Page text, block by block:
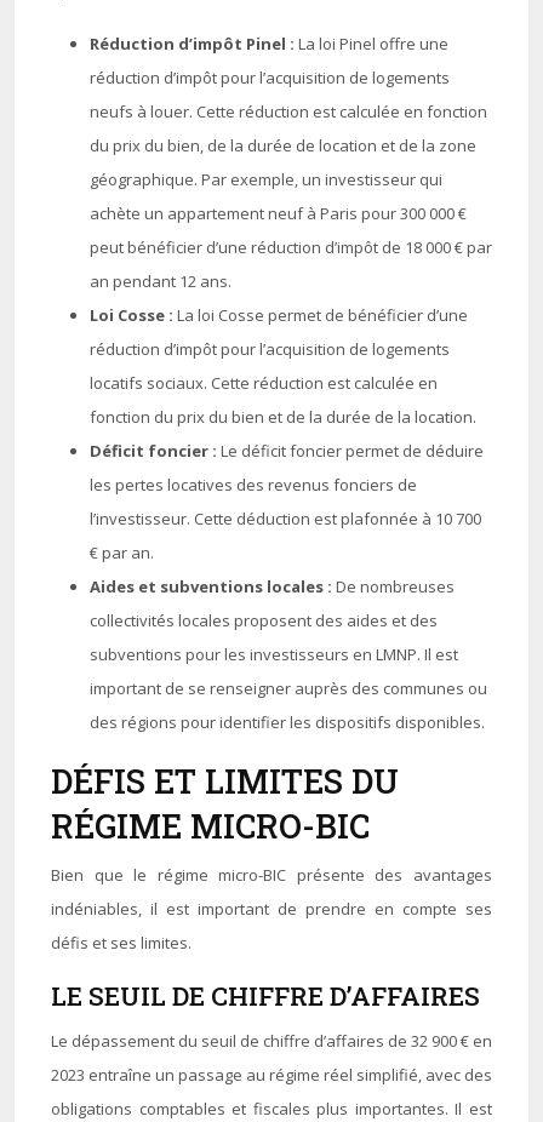
Réduction d’impôt Pinel : La loi Pinel offre une
réduction d’impôt pour l’acquisition de logements
neufs à louer. Cette réduction est calculée en fonction
du prix du bien, de la durée de location et de la zone
géographique. Par exemple, un investisseur qui
achète un appartement neuf à Paris pour 300 000 €
peut bénéficier d’une réduction d’impôt de 18 000 € par
an pendant 12 ans.
Loi Cosse : La loi Cosse permet de bénéficier d’une
réduction d’impôt pour l’acquisition de logements
locatifs sociaux. Cette réduction est calculée en
fonction du prix du bien et de la durée de la location.
Déficit foncier : Le déficit foncier permet de déduire
les pertes locatives des revenus fonciers de
l’investisseur. Cette déduction est plafonnée à 10 700
€ par an.
Aides et subventions locales : De nombreuses
collectivités locales proposent des aides et des
subventions pour les investisseurs en LMNP. Il est
important de se renseigner auprès des communes ou
des régions pour identifier les dispositifs disponibles.
DÉFIS ET LIMITES DU
RÉGIME MICRO-BIC
Bien que le régime micro-BIC présente des avantages
indéniables, il est important de prendre en compte ses
défis et ses limites.
LE SEUIL DE CHIFFRE D’AFFAIRES
Le dépassement du seuil de chiffre d’affaires de 32 900 € en
2023 entraîne un passage au régime réel simplifié, avec des
obligations comptables et fiscales plus importantes. Il est